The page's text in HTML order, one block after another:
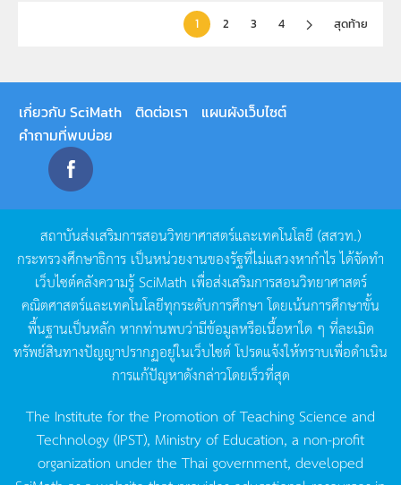
1 2 3 4 สุดท้าย
เกี่ยวกับ SciMath ติดต่อเรา
แผนผังเว็บไซต์
คำถามที่พบบ่อย
สถาบันส่งเสริมการสอนวิทยาศาสตร์และเทคโนโลยี (สสวท.)
กระทรวงศึกษาธิการ เป็นหน่วยงานของรัฐที่ไม่แสวงหากำไรได้จัดทำ
เว็บไซต์คลังความรู้SciMath เพื่อส่งเสริมการสอนวิทยาศาสตร์
คณิตศาสตร์และเทคโนโลยีทุกระดับการศึกษา โดยเน้นการศึกษาขั้น
พื้นฐานเป็นหลัก หากท่านพบว่ามีข้อมูลหรือเนื้อหาใด ๆ ที่ละเมิด
ทรัพย์สินทางปัญญาปรากฏอยู่ในเว็บไซต์โปรดแจ้งให้ทราบเพื่อดำเนิน
การแก้ปัญหาดังกล่าวโดยเร็วที่สุด
The Institute for the Promotion of Teaching Science and
Technology (IPST), Ministry of Education, a non-profit
organization under the Thai government, developed